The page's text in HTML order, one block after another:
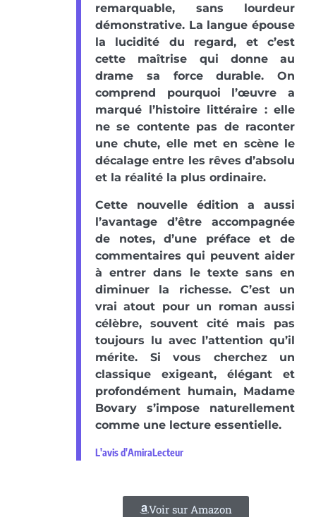
remarquable, sans lourdeur
démonstrative. La langue épouse
la lucidité du regard, et c’est
cette maîtrise qui donne au
drame sa force durable. On
comprend pourquoi l’œuvre a
marqué l’histoire littéraire : elle
ne se contente pas de raconter
une chute, elle met en scène le
décalage entre les rêves d’absolu
et la réalité la plus ordinaire.
Cette nouvelle édition a aussi
l’avantage d’être accompagnée
de notes, d’une préface et de
commentaires qui peuvent aider
à entrer dans le texte sans en
diminuer la richesse. C’est un
vrai atout pour un roman aussi
célèbre, souvent cité mais pas
toujours lu avec l’attention qu’il
mérite. Si vous cherchez un
classique exigeant, élégant et
profondément humain, Madame
Bovary s’impose naturellement
comme une lecture essentielle.
L'avis d'AmiraLecteur
Voir sur Amazon